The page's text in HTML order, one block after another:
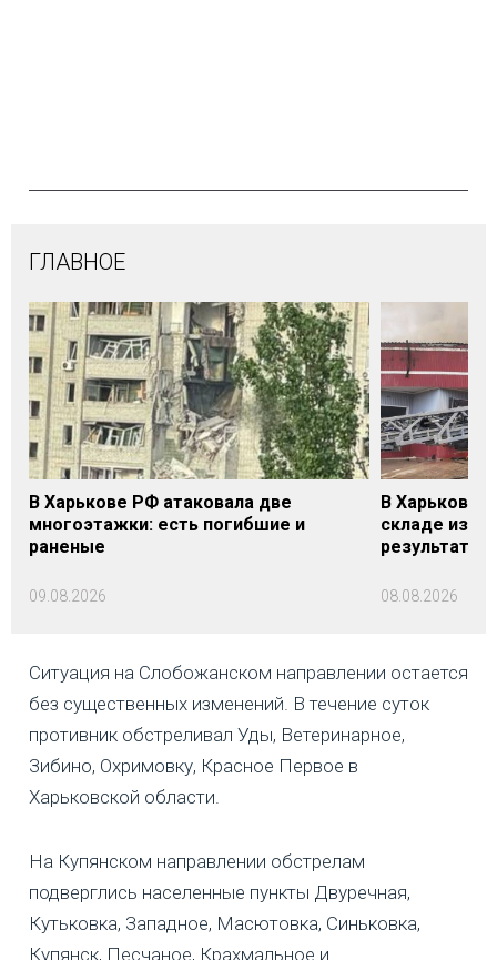
ГЛАВНОЕ
В Харькове РФ атаковала две
многоэтажки: есть погибшие и
раненые
09.08.2026
В Харькове
складе
результате
08.08.2026
Ситуация на Слобожанском направлении остается
без существенных изменений. В течение суток
противник обстреливал Уды, Ветеринарное,
Зибино, Охримовку, Красное Первое в
Харьковской области.
На Купянском направлении обстрелам
подверглись населенные пункты Двуречная,
Кутьковка, Западное, Масютовка, Синьковка,
Купянск, Песчаное, Крахмальное и